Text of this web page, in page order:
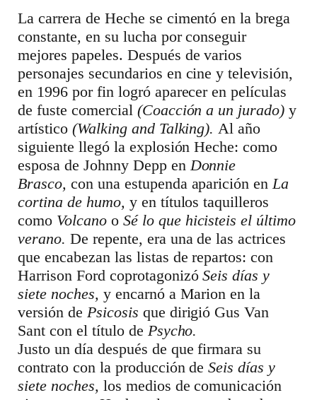
La carrera de Heche se cimentó en la brega
constante, en su lucha por conseguir
mejores papeles. Después de varios
personajes secundarios en cine y televisión,
en 1996 por fin logró aparecer en películas
de fuste comercial (Coacción a un jurado)y
artístico (Walking and Talking). Al año
siguiente llegó la explosión Heche: como
esposa de Johnny Depp en Donnie
Brasco, con una estupenda aparición en La
cortina de humo, y en títulos taquilleros
como VolcanooSé lo que hicisteis el último
verano. De repente, era una de las actrices
que encabezan las listas de repartos: con
Harrison Ford coprotagonizóSeis días y
siete noches, y encarnó a Marion en la
versión de Psicosis que dirigió Gus Van
Sant con el título de Psycho.
Justo un día después de que firmara su
contrato con la producción de Seis días y
siete noches, los medios de comunicación